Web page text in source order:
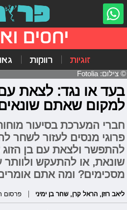
יחסים
זוגיות רווקות
© צילום: Fotolia
בעד או נגד: לצאת עם
למקום שאתם
חברי המערכת בסיעור
פרוגי מנסים לעזור לשחר
להתפשר ולצאת עם בן
שונאת, או להתעקש ולוותר
מסכימים? ומה אתם
ליאב רוזן, הראל קרן,שחר בן ימיני פרסום ראשון: 20/